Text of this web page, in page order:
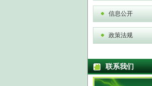
信息公开
政策法规
联系我们